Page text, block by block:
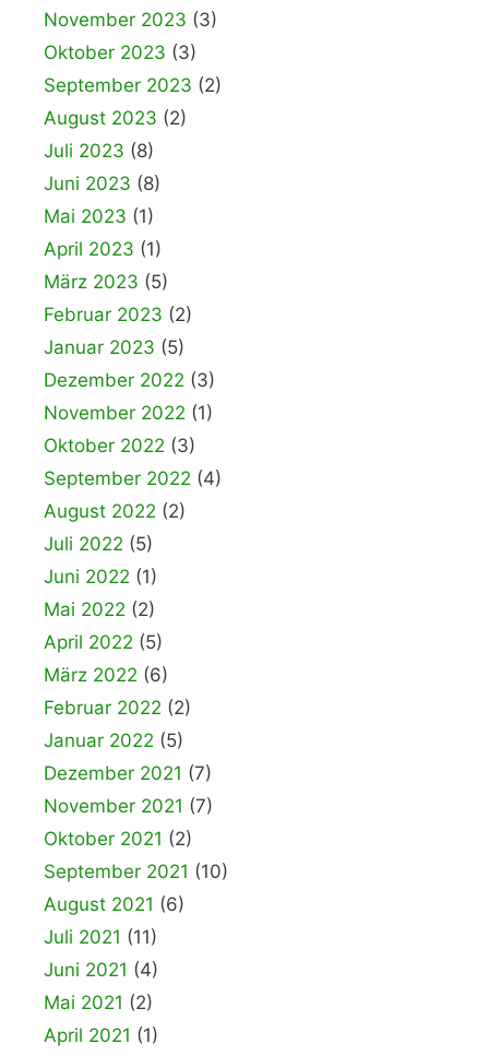
November 2023 (3)
Oktober 2023 (3)
September 2023 (2)
August 2023 (2)
Juli 2023 (8)
Juni 2023 (8)
Mai 2023 (1)
April 2023 (1)
März 2023 (5)
Februar 2023 (2)
Januar 2023 (5)
Dezember 2022 (3)
November 2022 (1)
Oktober 2022 (3)
September 2022 (4)
August 2022 (2)
Juli 2022 (5)
Juni 2022 (1)
Mai 2022 (2)
April 2022 (5)
März 2022 (6)
Februar 2022 (2)
Januar 2022 (5)
Dezember 2021 (7)
November 2021 (7)
Oktober 2021 (2)
September 2021 (10)
August 2021 (6)
Juli 2021 (11)
Juni 2021 (4)
Mai 2021 (2)
April 2021 (1)